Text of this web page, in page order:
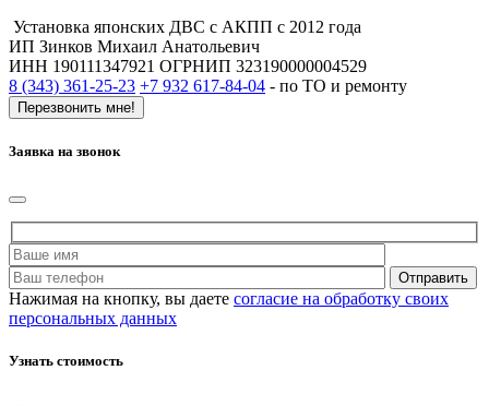
Установка японских ДВС с АКПП с 2012 года
ИП Зинков Михаил Анатольевич
ИНН 190111347921 ОГРНИП 323190000004529
8 (343) 361-25-23 +7 932 617-84-04 - по ТО и ремонту
Перезвонить мне!
Заявка на звонок
Нажимая на кнопку, вы даете согласие на обработку своих
персональных данных
Узнать стоимость